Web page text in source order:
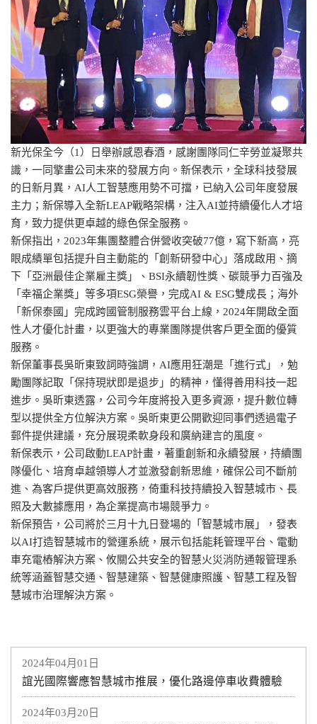
2024年04月01日
誼光國際響應智慧城市推展，優化路邊停車收費體驗
2024年03月20日
新光保全今（1）日舉辦感恩春酒，感謝團隊同仁辛勞並凝聚共
識，一同擎畫公司未來的發展方向。新保表示，全球科技發展
的日新月異，AI人工智慧應用勢不可擋，已納入公司年度發展
主力；新保導入全新LEAP戰略架構，注入AI並持續優化人才培
育，致力提供更卓越的綠色保全服務。
新保指出，2023年集團整體合併營收突破77億，寫下新高，亮
眼成績單包括提升自主動能的「創新研發中心」落成啟用、摘
下「亞洲最佳企業雇主獎」、BSI永續韌性獎、碳競爭力百強及
「幸福企業獎」等多項ESG榮譽，完成AI & ESG雙成長；海外
「新保泰國」完成跨國管制服務雲平台上線，2024年開啟全面
性人才優化計畫，以更強大的專業團隊提供客戶更全面的優質
服務。
新保董事長吳昕東致詞時強調，AI應用狂潮是「進行式」，勉
勵團隊記取「保持現狀即是退步」的精神，懂得善用科技一起
進步。吳昕東透露，公司今年度將投入更多資源，提升數位轉
型以提供全方位解決方案。吳昕東更公開歡迎同事們透過電子
郵件提供建議，充分展現柔軟身段和廣納建言的風度。
新保表示，公司啟動LEAP計畫，著重創新和永續發展，持續團
隊優化、培育卓越領導人才並激發創新思維，確保公司不斷前
進、為客戶提供更高效服務，倚重科技持續投入智慧城市、長
照及大數據應用，為企業提高市場競爭力。
新保預告，公司將於三月十九日登場的「智慧城市展」，發表
以AI打造智慧城市的營運系統，展示包括能耗管理平台、電動
車充電樁解決方案、攸關公共安全的智慧火災消防通報管理系
統等涵蓋智慧交通、智慧建築、智慧健康照護、智慧工程及智
慧城市治理解決方案。